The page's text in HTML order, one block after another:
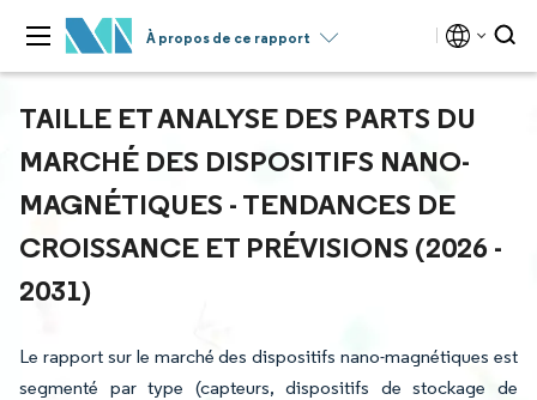
À propos de ce rapport
TAILLE ET ANALYSE DES PARTS DU
MARCHÉ DES DISPOSITIFS NANO-
MAGNÉTIQUES - TENDANCES DE
CROISSANCE ET PRÉVISIONS (2026 -
2031)
Le rapport sur le marché des dispositifs nano-magnétiques est
segmenté par type (capteurs, dispositifs de stockage de